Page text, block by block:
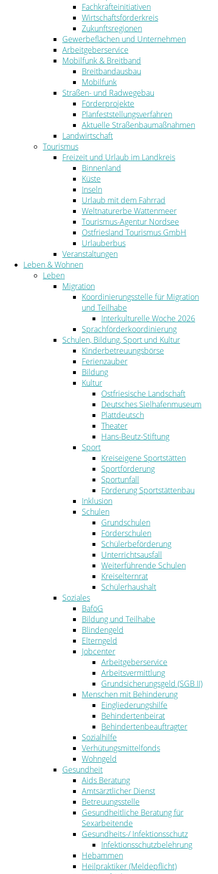
Fachkräfteinitiativen
Wirtschaftsförderkreis
Zukunftsregionen
Gewerbeflächen und Unternehmen
Arbeitgeberservice
Mobilfunk & Breitband
Breitbandausbau
Mobilfunk
Straßen- und Radwegebau
Förderprojekte
Planfeststellungsverfahren
Aktuelle Straßenbaumaßnahmen
Landwirtschaft
Tourismus
Freizeit und Urlaub im Landkreis
Binnenland
Küste
Inseln
Urlaub mit dem Fahrrad
Weltnaturerbe Wattenmeer
Tourismus-Agentur Nordsee
Ostfriesland Tourismus GmbH
Urlauberbus
Veranstaltungen
Leben & Wohnen
Leben
Migration
Koordinierungsstelle für Migration
und Teilhabe
Interkulturelle Woche 2026
Sprachförderkoordinierung
Schulen, Bildung, Sport und Kultur
Kinderbetreuungsbörse
Ferienzauber
Bildung
Kultur
Ostfriesische Landschaft
Deutsches Sielhafenmuseum
Plattdeutsch
Theater
Hans-Beutz-Stiftung
Sport
Kreiseigene Sportstätten
Sportförderung
Sportunfall
Förderung Sportstättenbau
Inklusion
Schulen
Grundschulen
Förderschulen
Schülerbeförderung
Unterrichtsausfall
Weiterführende Schulen
Kreiselternrat
Schülerhaushalt
Soziales
BaföG
Bildung und Teilhabe
Blindengeld
Elterngeld
Jobcenter
Arbeitgeberservice
Arbeitsvermittlung
Grundsicherungsgeld (SGB II)
Menschen mit Behinderung
Eingliederungshilfe
Behindertenbeirat
Behindertenbeauftragter
Sozialhilfe
Verhütungsmittelfonds
Wohngeld
Gesundheit
Aids Beratung
Amtsärztlicher Dienst
Betreuungsstelle
Gesundheitliche Beratung für
Sexarbeitende
Gesundheits-/ Infektionsschutz
Infektionsschutzbelehrung
Hebammen
Heilpraktiker (Meldepflicht)